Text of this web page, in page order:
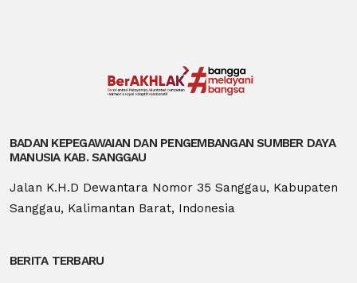
BADAN KEPEGAWAIAN DAN PENGEMBANGAN SUMBER DAYA
MANUSIA KAB. SANGGAU
Jalan K.H.D Dewantara Nomor 35 Sanggau, Kabupaten
Sanggau, Kalimantan Barat, Indonesia
BERITA TERBARU